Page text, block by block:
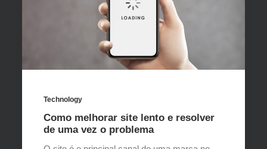
Technology
Como melhorar site lento e resolver
de uma vez o problema